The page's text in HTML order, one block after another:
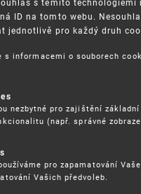
služeb - 5.8.2026
jinak (aneb
ID na tomto webu.
jednotlivě pro každý druh
s informacemi o souborech
nezbytné pro zajištění
(např. správné
pro zapamatování
Vašich předvoleb.